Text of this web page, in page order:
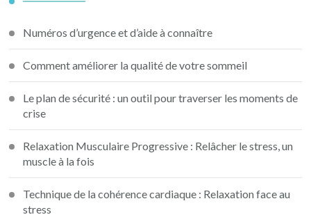
Numéros d’urgence et d’aide à connaître
Comment améliorer la qualité de votre sommeil
Le plan de sécurité : un outil pour traverser les moments de
crise
Relaxation Musculaire Progressive : Relâcher le stress, un
muscle à la fois
Technique de la cohérence cardiaque : Relaxation face au
stress